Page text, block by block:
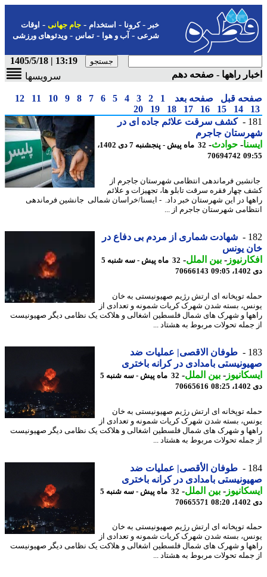
-کرونا-استخدام- جام جهانی-اوقات
شرعی-آب و هوا-تماس-ویدئوهای ورزشی
13:19 | 1405/5/18
راهها - صفحه دهم
سرویسها
قبل صفحه بعد 1
2
3
4
5
6
7
8
9
10
11
12
14
15
16
17
18
19
20
کشف سرقت علائم جاده ای در
جاجرم
-حوادث -
32 ماه پیش - پنجشنبه 7 دی 1402،
70694742
فرماندهی انتظامی شهرستان جاجرم از
چهار فقره سرقت تابلو ها، تجهیزات و علائم
در این شهرستان خبر داد. - ایسنا/خراسان شمالی جانشین فرماندهی
شهرستان جاجرم از ...
شهادت شماری از مردم بی دفاع در
یونس
-بین الملل-
32 ماه پیش - سه شنبه 5
70666143
توپخانه ای ارتش رژیم صهیونیستی به خان
بسته شدن شهرک کریات شمونه و تعدادی از
و شهرک های شمال فلسطین اشغالی و هلاکت یک نظامی دیگر صهیونیست
تحولات مربوط به هشتاد ...
طوفان الاقصی| عملیات ضد
بامدادی در کرانه باختری
-بین الملل-
32 ماه پیش - سه شنبه 5
70665616
توپخانه ای ارتش رژیم صهیونیستی به خان
بسته شدن شهرک کریات شمونه و تعدادی از
و شهرک های شمال فلسطین اشغالی و هلاکت یک نظامی دیگر صهیونیست
تحولات مربوط به هشتاد ...
طوفان الأقصی| عملیات ضد
بامدادی در کرانه باختری
-بین الملل-
32 ماه پیش - سه شنبه 5
70665571
توپخانه ای ارتش رژیم صهیونیستی به خان
بسته شدن شهرک کریات شمونه و تعدادی از
و شهرک های شمال فلسطین اشغالی و هلاکت یک نظامی دیگر صهیونیست
تحولات مربوط به هشتاد ...